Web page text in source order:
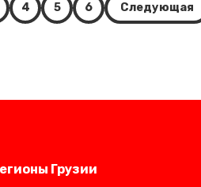
4 5 6 Следующая
Грузии